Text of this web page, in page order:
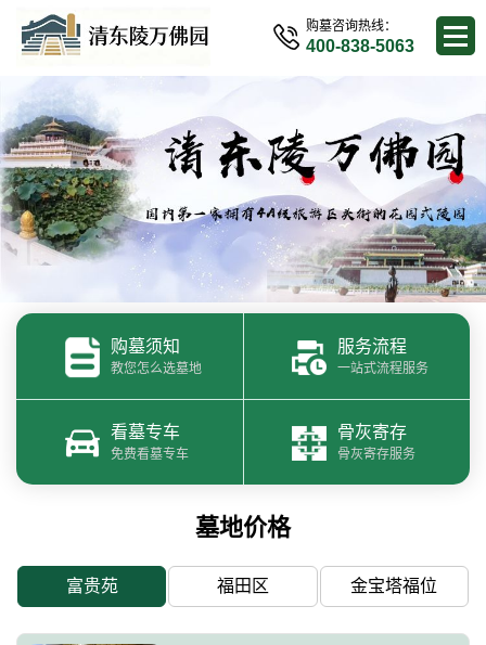
购墓咨询热线：
400-838-5063
购墓须知
教您怎么选墓地
服务流程
一站式流程服务
看墓专车
免费看墓专车
骨灰寄存
骨灰寄存服务
墓地价格
富贵苑 福田区 金宝塔福位